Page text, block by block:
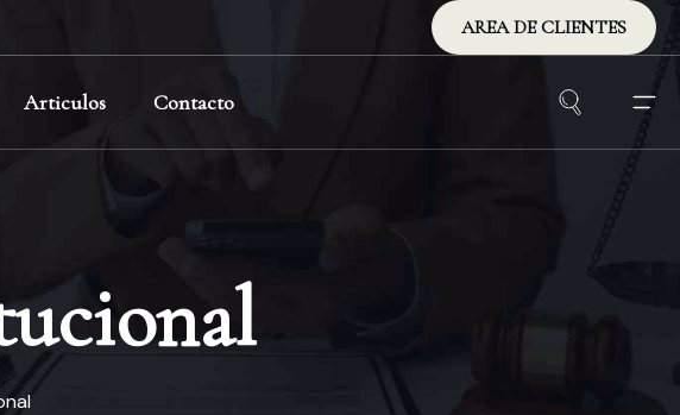
AREA DE CLIENTES
Articulos Contacto